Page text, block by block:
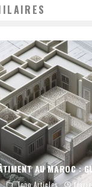
AU MAROC :
Topo Articles